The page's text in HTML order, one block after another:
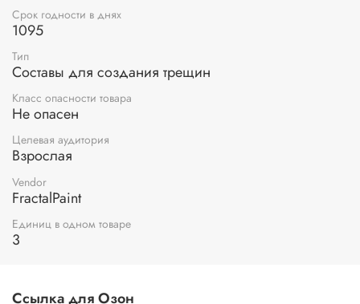
Срок годности в днях
1095
Тип
Составы для создания трещин
Класс опасности товара
Не опасен
Целевая аудитория
Взрослая
Vendor
FractalPaint
Единиц в одном товаре
3
Ссылка для Озон